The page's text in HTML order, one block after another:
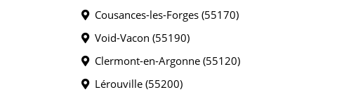
Cousances-les-Forges (55170)
Void-Vacon (55190)
Clermont-en-Argonne (55120)
Lérouville (55200)